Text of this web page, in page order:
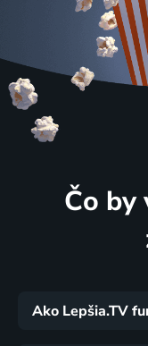
Čo by
Ako Lepšia.TV